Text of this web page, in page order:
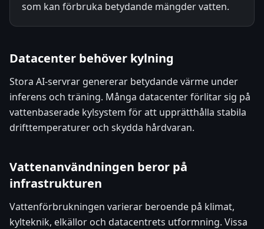
som kan förbruka betydande mängder vatten.
Datacenter behöver kylning
Stora AI-servrar genererar betydande värme under
inferens och träning. Många datacenter förlitar sig på
vattenbaserade kylsystem för att upprätthålla stabila
drifttemperaturer och skydda hårdvaran.
Vattenanvändningen beror på
infrastrukturen
Vattenförbrukningen varierar beroende på klimat,
kylteknik, elkällor och datacentrets utformning. Vissa